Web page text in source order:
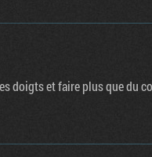
doigts et faire plus que du